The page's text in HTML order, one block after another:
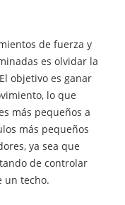
de fuerza y
es olvidar la
objetivo es ganar
lo que
más pequeños a
más pequeños
ya sea que
de controlar
un techo.